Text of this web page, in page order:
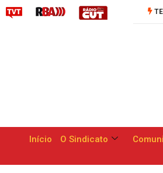
Início O Sindicato